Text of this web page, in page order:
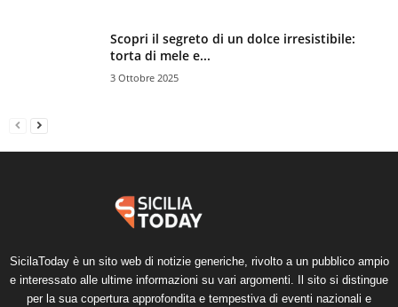
Scopri il segreto di un dolce irresistibile:
torta di mele e...
3 Ottobre 2025
SicilaToday è un sito web di notizie generiche, rivolto a un pubblico ampio
e interessato alle ultime informazioni su vari argomenti. Il sito si distingue
per la sua copertura approfondita e tempestiva di eventi nazionali e